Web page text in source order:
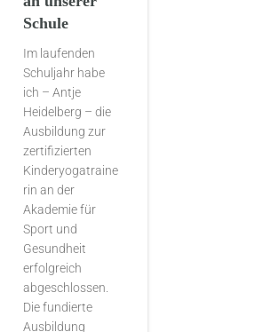
Schule
Im laufenden
Schuljahr habe
ich – Antje
Heidelberg – die
Ausbildung zur
zertifizierten
Kinderyogatraine
rin an der
Akademie für
Sport und
Gesundheit
erfolgreich
abgeschlossen.
Die fundierte
Ausbildung